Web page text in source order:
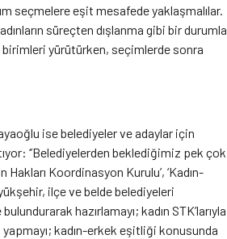
seçmelere eşit mesafede yaklaşmalılar.
süreçten dışlanma gibi bir durumla
birimleri yürütürken, seçimlerde sonra
ise belediyeler ve adaylar için
‘’Belediyelerden beklediğimiz pek çok
Koordinasyon Kurulu’, ‘Kadın-
ilçe ve belde belediyeleri
hazırlamayı; kadın STK’larıyla
yapmayı; kadın-erkek eşitliği konusunda